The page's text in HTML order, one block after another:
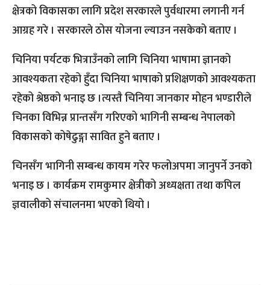
क्षेत्रको विकासका लागि प्रदेश सरकारले पुर्वधारमा लगानी गर्न
आग्रह गरे । सरकारले ठोस योजना ल्याउन नसकेको बताए ।
चिनिया पर्यटक भित्राउँनको लागि चिनिया भाषामा ज्ञानको
आवश्यकता रहेको हुँदा चिनिया भाषाको प्रशिक्षणको आवश्यकता
रहेको श्रेष्ठको भनाइ छ ।त्यस्तै चिनिया जानकार मोहन भण्डारीले
चिनका विभिन्न प्रान्तसँग गरिएको भागिनी सम्बन्ध नेपालको
विकासको कोषेढुङ्गा सावित हुने बताए ।
चिनसँग भागिनी सम्बन्ध कायम गरेर फलोअपमा जानुपर्ने उनको
भनाइ छ । कार्यक्रम रामकुमार क्षेत्रीको अध्यक्षता तथा कपिल
ज्ञवालीको संचालनमा भएको थियो ।